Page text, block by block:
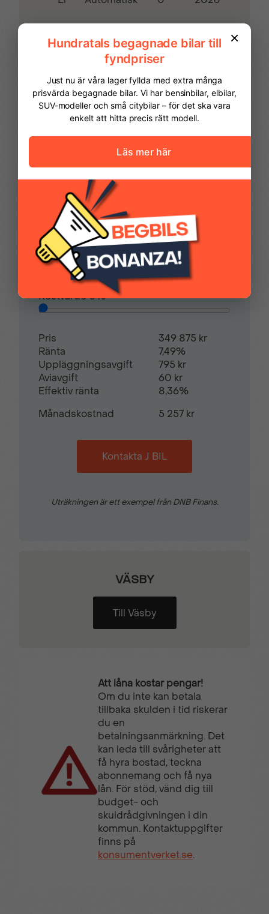
ESP & ASR –antisladd-
Fartbegränsare
Farthållare Filhållningsassistans
reservnyckel
Fjärrstyrt centrallås
Förvaringsfack taket
ovan förare
handskfacket
Halogenstrålkastare Handskfack
Helljusassistent Hill assist
Justerbar ratt Justerbart förarsäte
Mellanvägg med
Nackskydd justerbara i
Trafikskyltsavläsning
multifunktionsratt
Uppvärmda säten
VAEB (Videoassisterad
Autobroms)
Visiopark 180°
Backkamera
FINANSIERING
Vi hjälper dig att ordna finansiering av
din bil. Här kan du räkna ut din
månadskostnad och även göra en
ansökan online.
Kontantinsats87 468,00 kr
Avbetalningstid60månader
Restvärde0%
Pris
349 875 kr
Ränta
7,49%
Uppläggningsavgift
795 kr
Aviavgift
60 kr
Effektiv ränta
8,36%
Månadskostnad
5 257 kr
Kontakta J BIL
Uträkningen är ett exempel från DNB Finans.
VÄSBY
Till Väsby
Att låna kostar pengar!
Om du inte kan betala
tillbaka skulden i tid riskerar
du en
betalningsanmärkning. Det
kan leda till svårigheter att
få hyra bostad, teckna
abonnemang och få nya
lån. För stöd, vänd dig till
budget- och
skuldrådgivningen i din
kommun. Kontaktuppgifter
finns på
konsumentverket.se.